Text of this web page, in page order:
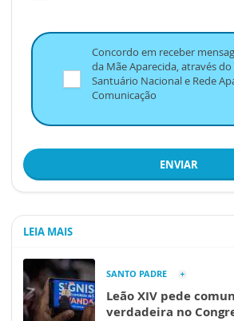
Concordo em receber
da Mãe Aparecida, através
Santuário Nacional e Rede
Comunicação
ENVIAR
LEIA MAIS
SANTO PADRE
Leão XIV pede
verdadeira no